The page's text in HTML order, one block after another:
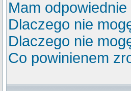
Mam
Dlaczego nie
Dlaczego nie
Co powinienem